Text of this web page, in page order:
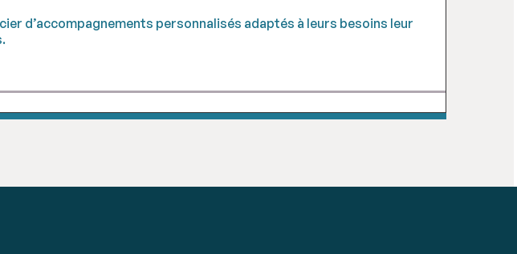
d’accompagnements personnalisés adaptés à leurs besoins leur